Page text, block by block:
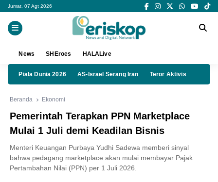
Jumat, 07 Agt 2026
News SHEroes HALALive
Piala Dunia 2026 AS-Israel Serang Iran Teror Aktivis
Beranda Ekonomi
Pemerintah Terapkan PPN Marketplace
Mulai 1 Juli demi Keadilan Bisnis
Menteri Keuangan Purbaya Yudhi Sadewa memberi sinyal
bahwa pedagang marketplace akan mulai membayar Pajak
Pertambahan Nilai (PPN) per 1 Juli 2026.